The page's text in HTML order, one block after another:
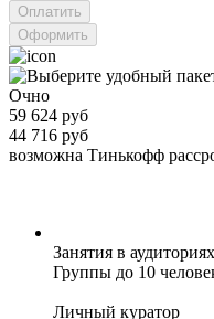
Оформить
Очно
59 624 руб
44 716 руб
возможна Тинькофф
Занятия в
Группы до 10
Личный куратор